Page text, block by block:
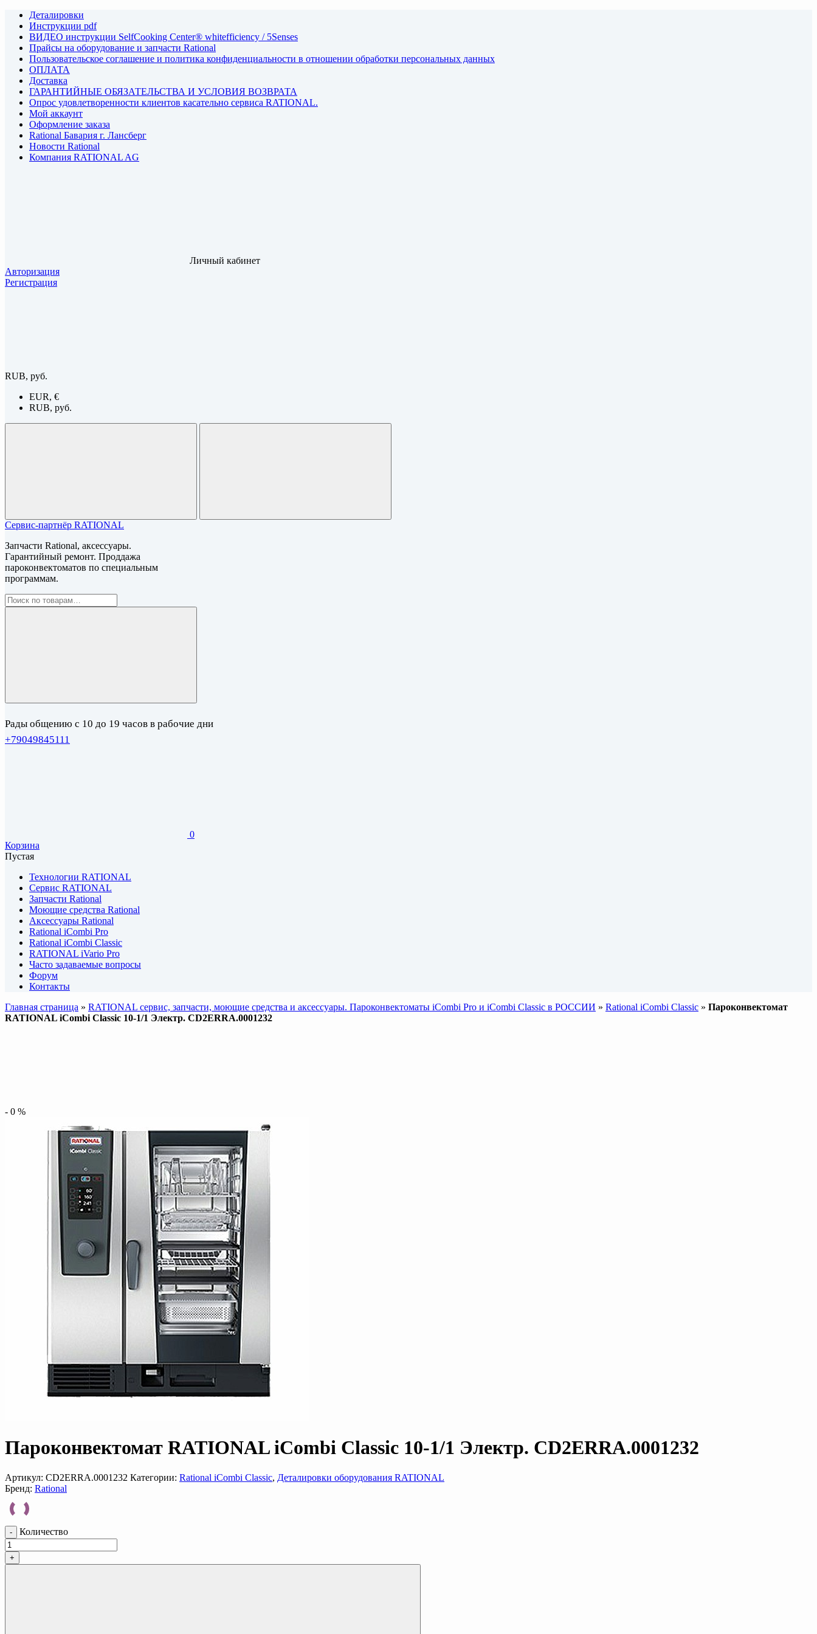
Деталировки
Инструкции pdf
ВИДЕО инструкции SelfCooking Center® whitefficiency / 5Senses
Прайсы на оборудование и запчасти Rational
Пользовательское соглашение и политика конфиденциальности в отношении обработки персональных данных
ОПЛАТА
Доставка
ГАРАНТИЙНЫЕ ОБЯЗАТЕЛЬСТВА И УСЛОВИЯ ВОЗВРАТА
Опрос удовлетворенности клиентов касательно сервиса RATIONAL.
Мой аккаунт
Оформление заказа
Rational Бавария г. Лансберг
Новости Rational
Компания RATIONAL AG
Личный кабинет
Авторизация
Регистрация
RUB, руб.
EUR, €
RUB, руб.
Сервис-партнёр RATIONAL
Запчасти Rational, аксессуары.
Гарантийный ремонт. Проддажа
пароконвектоматов по специальным
программам.
Рады общению с 10 до 19 часов в рабочие дни
+79049845111
0
Корзина
Пустая
Технологии RATIONAL
Сервис RATIONAL
Запчасти Rational
Моющие средства Rational
Аксессуары Rational
Rational iCombi Pro
Rational iCombi Classic
RATIONAL iVario Pro
Часто задаваемые вопросы
Форум
Контакты
Главная страница » RATIONAL сервис, запчасти, моющие средства и аксессуары. Пароконвектоматы iCombi Pro и iCombi Classic в РОССИИ » Rational iCombi Classic » Пароконвектомат
RATIONAL iCombi Classic 10-1/1 Электр. CD2ERRA.0001232
- 0 %
Пароконвектомат RATIONAL iCombi Classic 10-1/1 Электр. CD2ERRA.0001232
Артикул: CD2ERRA.0001232 Категории: Rational iCombi Classic, Деталировки оборудования RATIONAL
Бренд: Rational
- Количество
+